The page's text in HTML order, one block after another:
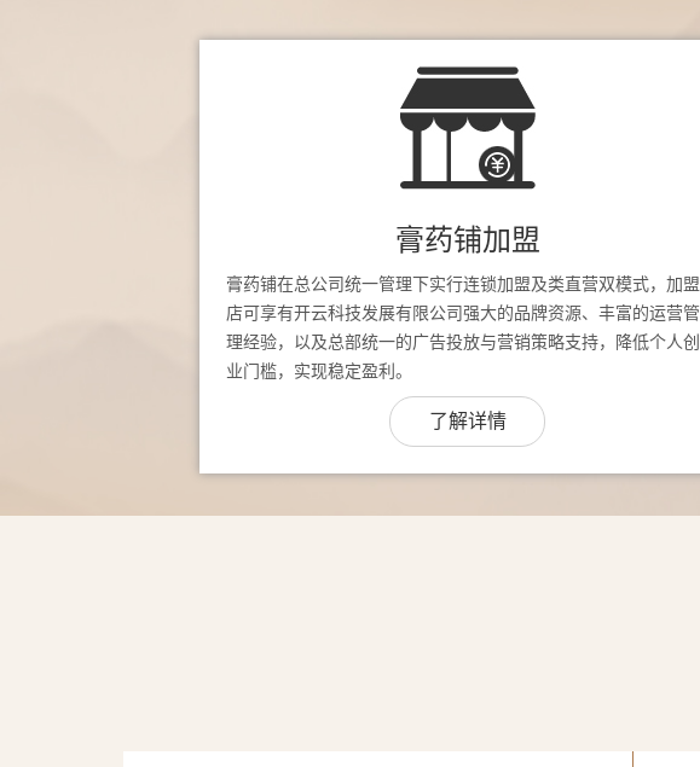
膏药铺加盟
膏药铺在总公司统一管理下实行连锁加盟及类直营双模式，加盟
店可享有开云科技发展有限公司强大的品牌资源、丰富的运营管
理经验，以及总部统一的广告投放与营销策略支持，降低个人创
业门槛，实现稳定盈利。
了解详情